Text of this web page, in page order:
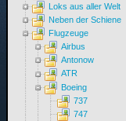
Loks aus aller Welt
Neben der Schiene
Flugzeuge
Airbus
Antonow
ATR
Boeing
737
747